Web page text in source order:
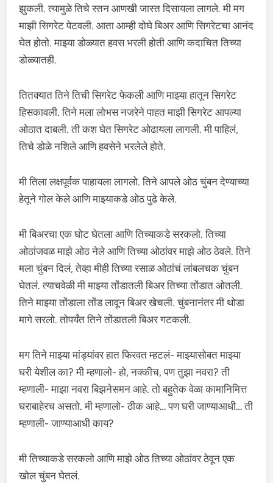
झुकली. त्यामुळे तिचे स्तन आणखी जास्त दिसायला लागले. मी मग
माझी सिगरेट पेटवली. आता आम्ही दोघे बिअर आणि सिगरेटचा आनंद
घेत होतो. माझ्या डोळ्यात हवस भरली होती आणि कदाचित तिच्या
डोळ्यातही.
तितक्यात तिने तिची सिगरेट फेकली आणि माझ्या हातून सिगरेट
हिसकावली. तिने मला लोभस नजरेने पाहत माझी सिगरेट आपल्या
ओठात दाबली. ती कश घेत सिगरेट ओढायला लागली. मी पाहिलं,
तिचे डोळे नशिले आणि हवसेने भरलेले होते.
मी तिला लक्षपूर्वक पाहायला लागलो. तिने आपले ओठ चुंबन देण्याच्या
हेतूने गोल केले आणि माझ्याकडे ओठ पुढे केले.
मी बिअरचा एक घोट घेतला आणि तिच्याकडे सरकलो. तिच्या
ओठांजवळ माझे ओठ नेले आणि तिच्या ओठांवर माझे ओठ ठेवले. तिने
मला चुंबन दिलं, तेव्हा मीही तिच्या रसाळ ओठांचं लांबलचक चुंबन
घेतलं. त्याचवेळी मी माझ्या तोंडातली बिअर तिच्या तोंडात ओतली.
तिने माझ्या तोंडाला तोंड लावून बिअर खेचली. चुंबनानंतर मी थोडा
मागे सरलो. तोपर्यंत तिने तोंडातली बिअर गटकली.
मग तिने माझ्या मांड्यांवर हात फिरवत म्हटलं- माझ्यासोबत माझ्या
घरी येशील का? मी म्हणालो- हो, नक्कीच, पण तुझा नवरा? ती
म्हणाली- माझा नवरा बिझनेसमन आहे. तो बहुतेक वेळा कामानिमित्त
घराबाहेरच असतो. मी म्हणालो- ठीक आहे… पण घरी जाण्याआधी… ती
म्हणाली- जाण्याआधी काय?
मी तिच्याकडे सरकलो आणि माझे ओठ तिच्या ओठांवर ठेवून एक
खोल चुंबन घेतलं.